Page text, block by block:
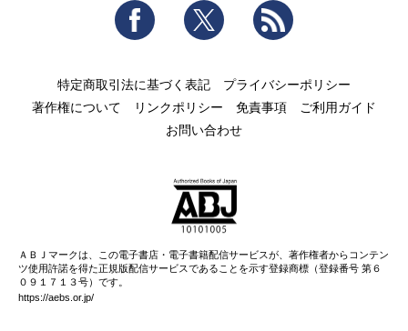
Facebook Twitter
特定商取引法に基づく表記
プライバシーポリシー
著作権について
リンクポリシー 免責事項
ご利用ガイド
お問い合わせ
ＡＢＪマークは、この電子書店・電子書籍配信サービスが、著作権者からコンテン
ツ使用許諾を得た正規版配信サービスであることを示す登録商標（登録番号 第６
０９１７１３号）です。
https://aebs.or.jp/